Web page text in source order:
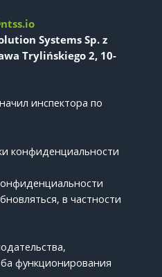
Systems Sp. z
Trylińskiego 2, 10-
инспектора по
конфиденциальности
в частности
функционирования